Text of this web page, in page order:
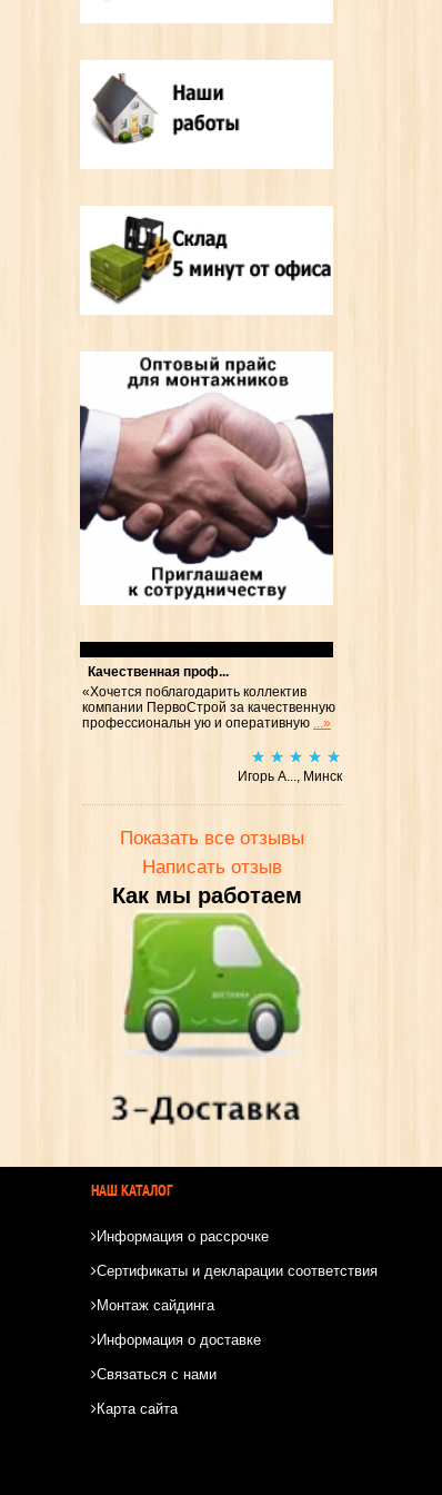
Качественная проф...
«Хочется поблагодарить коллектив
компании ПервоСтрой за качественную
профессиональн ую и оперативную ...»
Игорь А..., Минск
Показать все отзывы
Написать отзыв
Как мы работаем
НАШ КАТАЛОГ
Информация о рассрочке
Сертификаты и декларации соответствия
Монтаж сайдинга
Информация о доставке
Связаться с нами
Карта сайта